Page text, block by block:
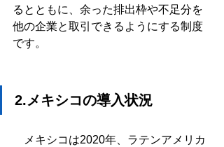
るとともに、余った排出枠や不足分を
他の企業と取引できるようにする制度
です。
2.メキシコの導入状況
メキシコは2020年、ラテンアメリカ